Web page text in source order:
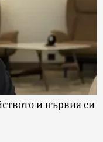
и първия си